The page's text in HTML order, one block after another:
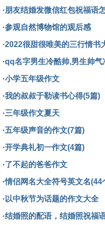
·朋友结婚发微信红包祝福语
·参观自然博物馆的观后感
·2022很甜很唯美的三行情书
·qq名字男生冷酷帅,男生帅气
·小学五年级作文
·我的叔叔于勒读书心得(5篇)
·三年级作文夏天
·五年级声音的作文(7篇)
·开学典礼初一作文(4篇)
·了不起的爸爸作文
·情侣网名大全符号英文名(44
· 以中秋节为话题的作文大全
·结婚照的配语，结婚照祝福